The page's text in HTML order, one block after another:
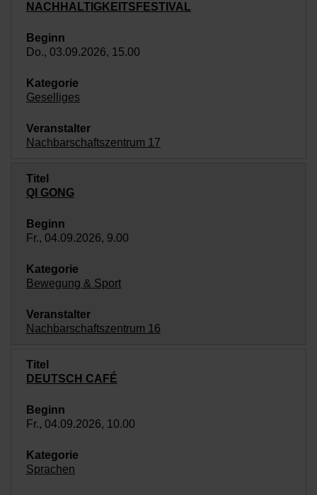
NACHHALTIGKEITSFESTIVAL
Do., 03.09.2026, 15.00
Geselliges
Nachbarschaftszentrum 17
QI GONG
Fr., 04.09.2026, 9.00
Bewegung & Sport
Nachbarschaftszentrum 16
DEUTSCH CAFÉ
Fr., 04.09.2026, 10.00
Sprachen